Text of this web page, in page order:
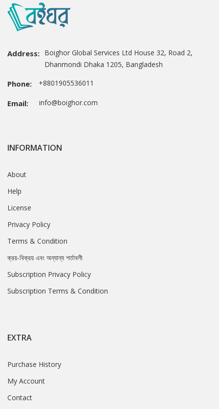
Address: Boighor Global Services Ltd House 32, Road 2,
Dhanmondi Dhaka 1205, Bangladesh
Phone: +8801905536011
Email: info@boighor.com
INFORMATION
About
Help
License
Privacy Policy
Terms & Condition
ক্রয়-বিক্রয় এবং অন্যান্য শর্তাবলী
Subscription Privacy Policy
Subscription Terms & Condition
EXTRA
Purchase History
My Account
Contact